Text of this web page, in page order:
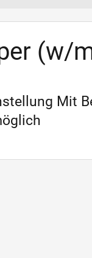
(w/
Mit